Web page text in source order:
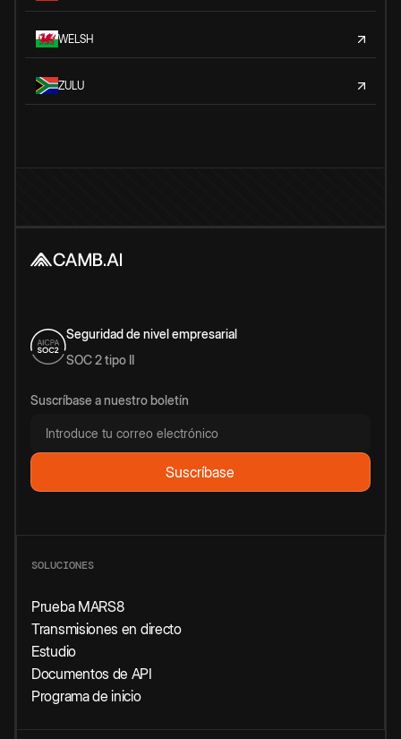
WELSH
ZULU
Seguridad de nivel empresarial
SOC 2 tipo II
Suscríbase a nuestro boletín
SOLUCIONES
Prueba MARS8
Transmisiones en directo
Estudio
Documentos de API
Programa de inicio